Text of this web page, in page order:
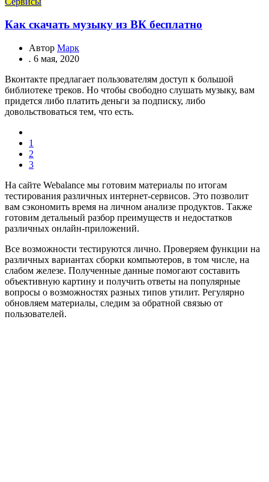
Как скачать музыку из ВК бесплатно
Автор Марк
. 6 мая, 2020
Вконтакте предлагает пользователям доступ к большой
библиотеке треков. Но чтобы свободно слушать музыку, вам
придется либо платить деньги за подписку, либо
довольствоваться тем, что есть.
1
2
3
На сайте Webalance мы готовим материалы по итогам
тестирования различных интернет-сервисов. Это позволит
вам сэкономить время на личном анализе продуктов. Также
готовим детальный разбор преимуществ и недостатков
различных онлайн-приложений.
Все возможности тестируются лично. Проверяем функции на
различных вариантах сборки компьютеров, в том числе, на
слабом железе. Полученные данные помогают составить
объективную картину и получить ответы на популярные
вопросы о возможностях разных типов утилит. Регулярно
обновляем материалы, следим за обратной связью от
пользователей.